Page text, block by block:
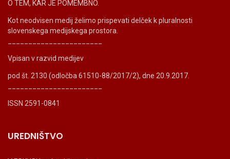
O TEM, KAR JE POMEMBNO.
Kot neodvisen medij želimo prispevati delček k pluralnosti
slovenskega medijskega prostora.
Vpisan v razvid medijev
pod št. 2130 (odločba 61510-88/2017/2), dne 20.9.2017.
ISSN 2591-0841
UREDNIŠTVO